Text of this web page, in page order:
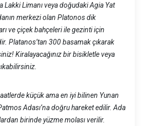
Lakki Limanı veya doğudaki Agia Yat
merkezi olan Platonos dik
ve çiçek bahçeleri ile gezinti için
Platanos’tan 300 basamak çıkarak
Kiralayacağınız bir bisikletle veya
küçük ama en iyi bilinen Yunan
Adası’na doğru hareket edilir. Ada
birinde yüzme molası verilir.